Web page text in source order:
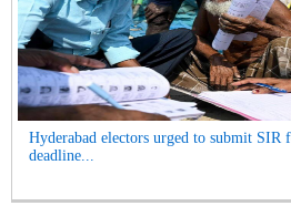
Hyderabad electors urged to submit SIR
deadline...